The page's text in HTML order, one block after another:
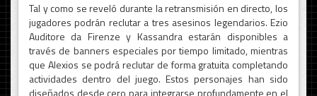
Tal y como se reveló durante la retransmisión en directo, los
jugadores podrán reclutar a tres asesinos legendarios. Ezio
Auditore da Firenze y Kassandra estarán disponibles a
través de banners especiales por tiempo limitado, mientras
que Alexios se podrá reclutar de forma gratuita completando
actividades dentro del juego. Estos personajes han sido
diseñados desde cero para integrarse profundamente en el